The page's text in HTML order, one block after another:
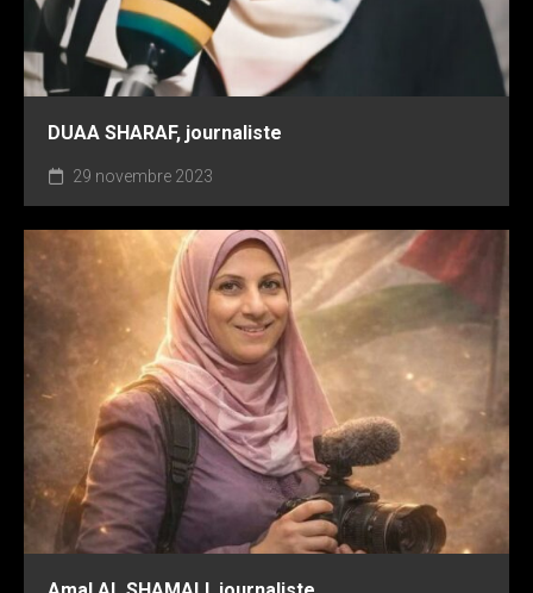
DUAA SHARAF, journaliste
29 novembre 2023